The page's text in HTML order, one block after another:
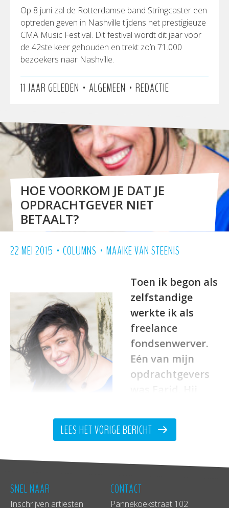
Op 8 juni zal de Rotterdamse band Stringcaster een
optreden geven in Nashville tijdens het prestigieuze
CMA Music Festival. Dit festival wordt dit jaar voor
de 42ste keer gehouden en trekt zo’n 71.000
bezoekers naar Nashville.
11 JAAR GELEDEN • ALGEMEEN • REDACTIE
HOE VOORKOM JE DAT JE
OPDRACHTGEVER NIET
BETAALT?
22 MEI 2015 • COLUMNS • MAAIKE VAN STEENIS
Toen ik begon als
zelfstandige
werkte ik als
freelance
fondsenwerver.
Eén van mijn
opdrachtgevers
muziekschool
gespecialiseerd
en gaf ook
concerten.
Ik had twee opdrachten voor
hem gedaan. Ik had subsidie-aanvragen
LEES HET VORIGE BERICHT
SNEL NAAR
Inschrijven artiesten
CONTACT
Pannekoekstraat 102